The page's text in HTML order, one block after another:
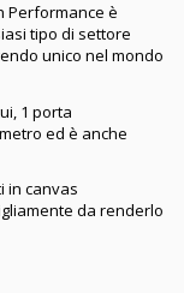
Performance è
tipo di settore
unico nel mondo
1 porta
ed è anche
in canvas
da renderlo